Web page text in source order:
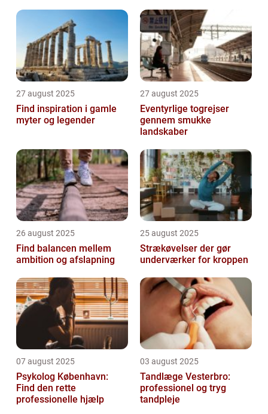
27 august 2025
Find inspiration i gamle
myter og legender
27 august 2025
Eventyrlige togrejser
gennem smukke
landskaber
26 august 2025
Find balancen mellem
ambition og afslapning
25 august 2025
Strækøvelser der gør
underværker for kroppen
07 august 2025
Psykolog København:
Find den rette
professionelle hjælp
03 august 2025
Tandlæge Vesterbro:
professionel og tryg
tandpleje